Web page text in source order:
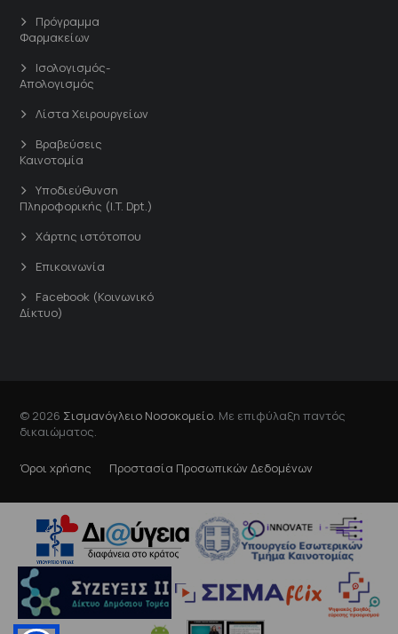
Πρόγραμμα
Φαρμακείων
Ισολογισμός-
Απολογισμός
Λίστα Χειρουργείων
Βραβεύσεις
Καινοτομία
Υποδιεύθυνση
Πληροφορικής (I.T. Dpt.)
Χάρτης ιστότοπου
Επικοινωνία
Facebook (Κοινωνικό
Δίκτυο)
© 2026 Σισμανόγλειο Νοσοκομείο . Με επιφύλαξη παντός
δικαιώματος.
Όροι χρήσης Προστασία Προσωπικών Δεδομένων